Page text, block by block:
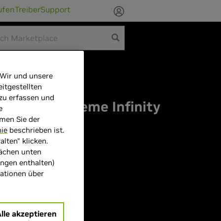
TreiberSupport
AMP Extreme Infinity
und unsere
erfassen und
Sie der
beschrieben ist.
klicken.
unten
enthalten)
über
akzeptieren